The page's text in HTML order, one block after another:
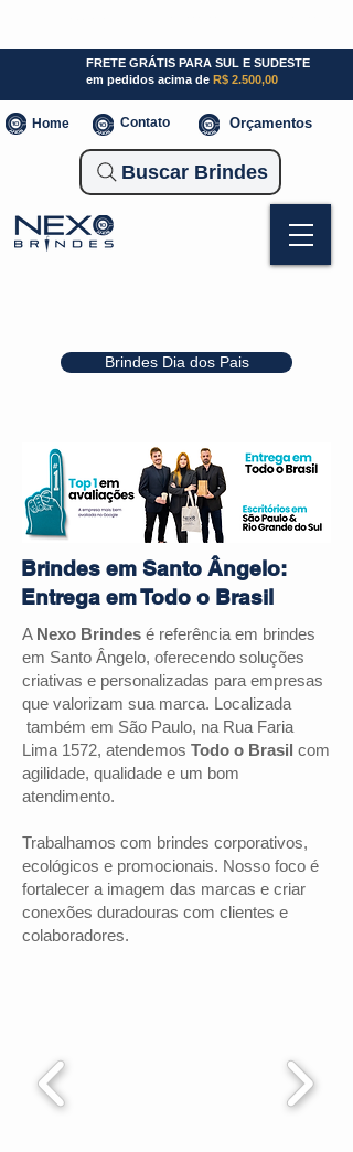
Brindes Dia dos Pais
FRETE GRÁTIS PARA SUL E SUDESTE
em pedidos acima de R$ 2.500,00
Home Contato Orçamentos
Buscar Brindes
Brindes em Santo Ângelo:
Entrega em Todo o Brasil
A Nexo Brindes é referência em brindes
em Santo Ângelo, oferecendo soluções
criativas e personalizadas para empresas
que valorizam sua marca. Localizada
também em São Paulo, na Rua Faria
Lima 1572, atendemos Todo o Brasil com
agilidade, qualidade e um bom
atendimento.
Trabalhamos com brindes corporativos,
ecológicos e promocionais. Nosso foco é
fortalecer a imagem das marcas e criar
conexões duradouras com clientes e
colaboradores.